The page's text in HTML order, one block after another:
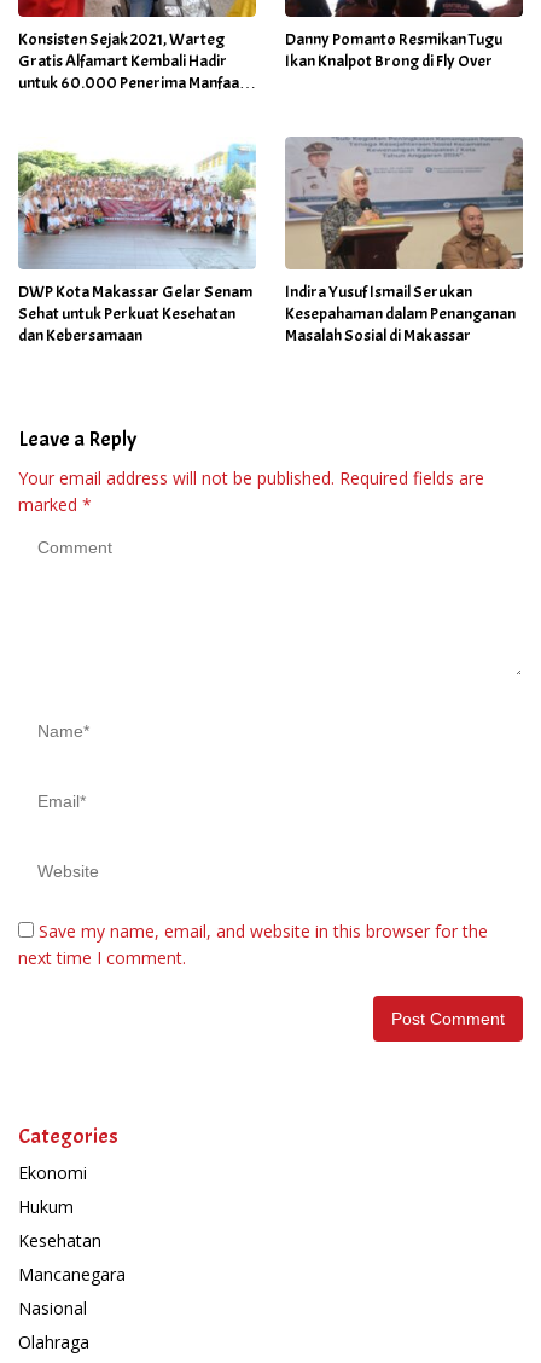
Konsisten Sejak 2021, Warteg
Gratis Alfamart Kembali Hadir
untuk 60.000 Penerima Manfaat
Danny Pomanto Resmikan Tugu
Ikan Knalpot Brong di Fly Over
DWP Kota Makassar Gelar Senam
Sehat untuk Perkuat Kesehatan
dan Kebersamaan
Indira Yusuf Ismail Serukan
Kesepahaman dalam Penanganan
Masalah Sosial di Makassar
Leave a Reply
Your email address will not be published. Required fields are
marked *
Save my name, email, and website in this browser for the
next time I comment.
Categories
Ekonomi
Hukum
Kesehatan
Mancanegara
Nasional
Olahraga